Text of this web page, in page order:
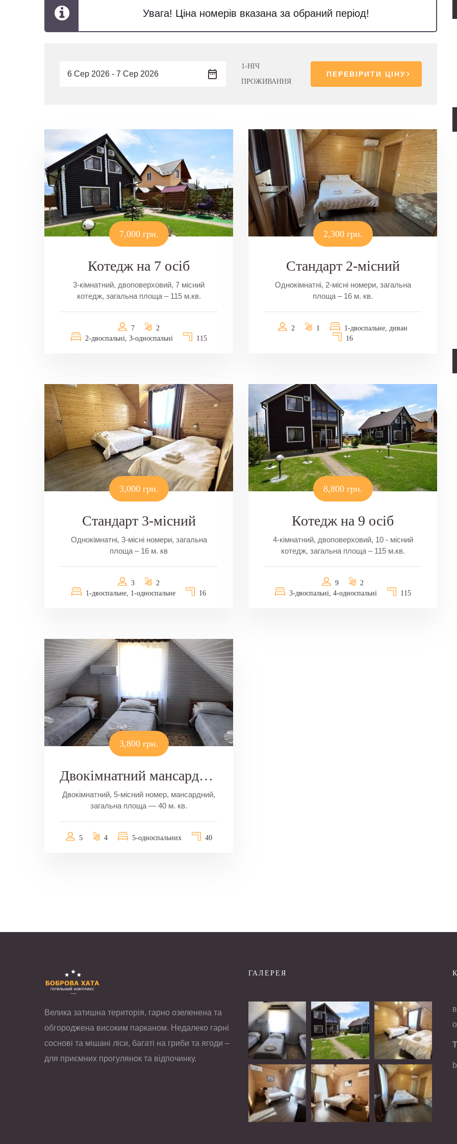
Увага! Ціна номерів вказана за обраний період!
1-НІЧ
ПРОЖИВАННЯ
ПЕРЕВІРИТИ ЦІНУ
7,000 грн.
Котедж на 7 осіб
3-кімнатний, двоповерховий, 7 місний
котедж, загальна площа – 115 м.кв.
7
2
2-двоспальні, 3-односпальні
115
2,300 грн.
Стандарт 2-місний
Однокімнатні, 2-місні номери, загальна
площа – 16 м. кв.
2 1
1-двоспальне, диван
16
3,000 грн.
Стандарт 3-місний
Однокімнатні, 3-місні номери, загальна
площа – 16 м. кв
3
2
1-двоспальне, 1-односпальне
16
8,800 грн.
Котедж на 9 осіб
4-кімнатний, двоповерховий, 10 - місний
котедж, загальна площа – 115 м.кв.
9
2
3-двоспальні, 4-односпальні
115
3,800 грн.
Двокімнатний мансардний номер
Двокімнатний, 5-місний номер, мансардний,
загальна площа — 40 м. кв.
5 4 5-односпальних 40
Велика затишна територія, гарно озеленена та
обгороджена високим парканом. Недалеко гарні
соснові та мішані ліси, багаті на гриби та ягоди –
для приємних прогулянок та відпочинку.
ГАЛЕРЕЯ